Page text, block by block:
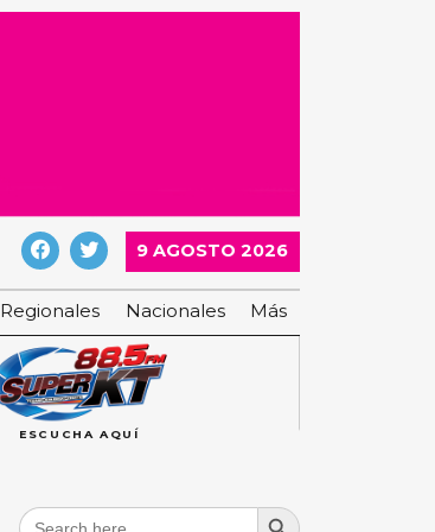
9 AGOSTO 2026
Regionales Nacionales Más
ESCUCHA AQUÍ
Search
Search Button